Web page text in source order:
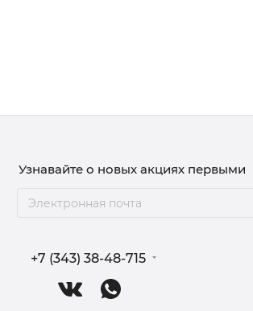
Узнавайте о новых акциях первыми
+7 (343) 38-48-715